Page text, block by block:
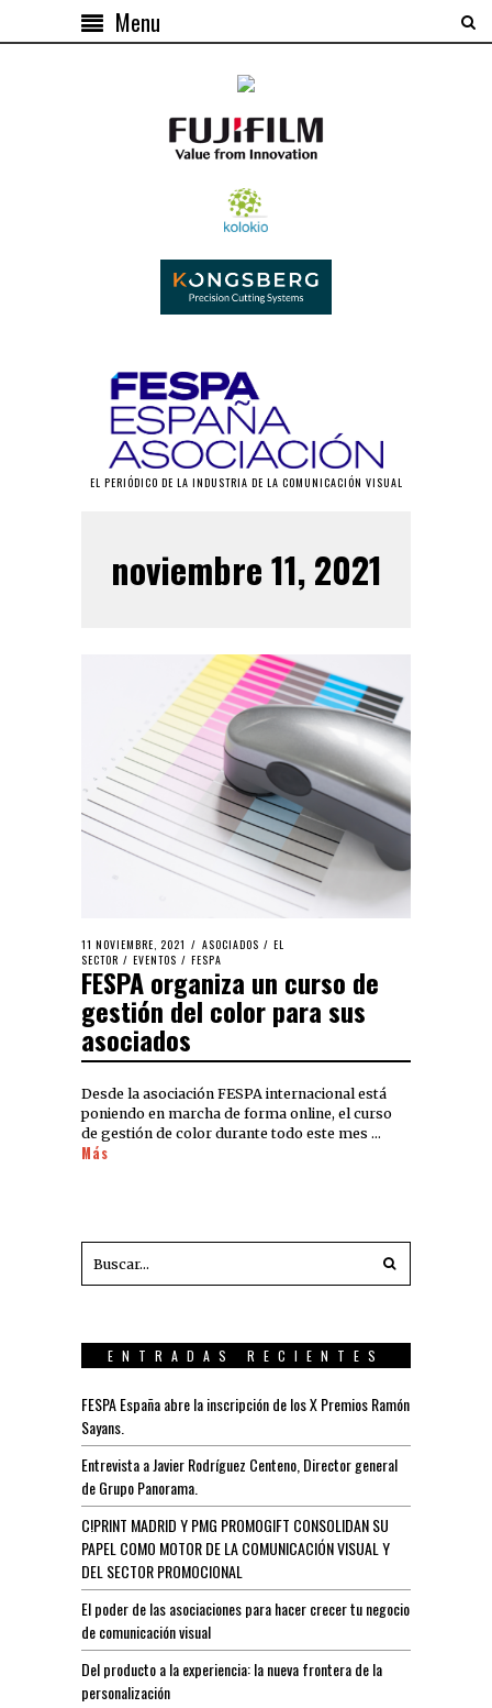
Menu
EL PERIÓDICO DE LA INDUSTRIA DE LA COMUNICACIÓN VISUAL
noviembre 11, 2021
11 NOVIEMBRE, 2021 ASOCIADOS / EL
SECTOR / EVENTOS / FESPA
FESPA organiza un curso de
gestión del color para sus
asociados
Desde la asociación FESPA internacional está
poniendo en marcha de forma online, el curso
de gestión de color durante todo este mes …
Más
ENTRADAS RECIENTES
FESPA España abre la inscripción de los X Premios Ramón
Sayans.
Entrevista a Javier Rodríguez Centeno, Director general
de Grupo Panorama.
C!PRINT MADRID Y PMG PROMOGIFT CONSOLIDAN SU
PAPEL COMO MOTOR DE LA COMUNICACIÓN VISUAL Y
DEL SECTOR PROMOCIONAL
El poder de las asociaciones para hacer crecer tu negocio
de comunicación visual
Del producto a la experiencia: la nueva frontera de la
personalización